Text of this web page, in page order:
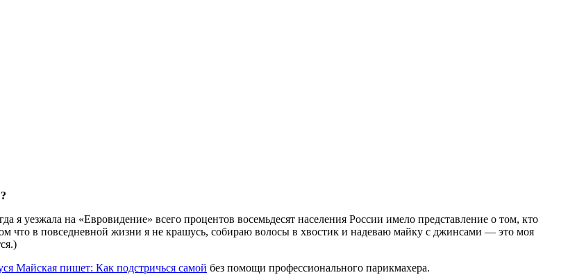
я уезжала на «Евровидение» всего про­центов восемьдесят населения России имело представление о том, кто
что в повседневной жизни я не крашусь, собираю воло­сы в хвостик и надеваю майку с джинсами — это моя
Майская пишет: Как подстричься самой без помощи профессионального парикмахера.